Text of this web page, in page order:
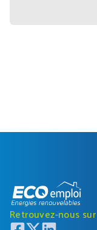
Retrouvez-nous